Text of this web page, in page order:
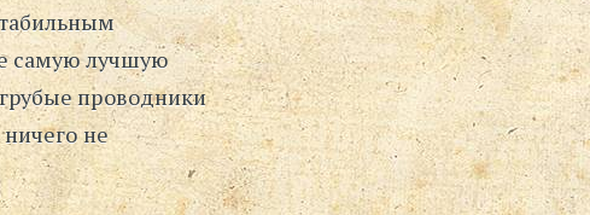
самую лучшую
проводники
не